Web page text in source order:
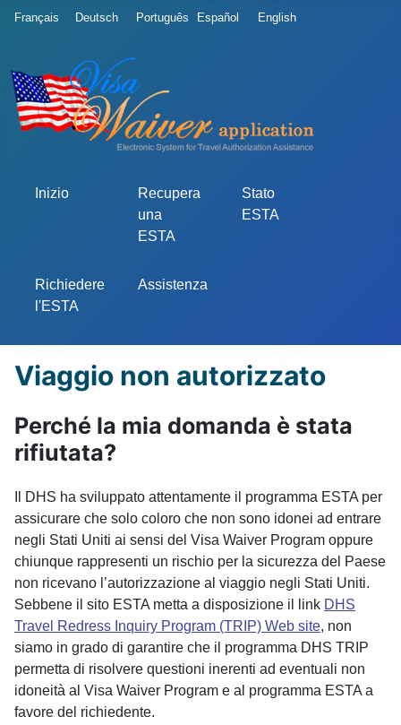
Seleziona la tua lingua
Français Deutsch Português Español English
Inizio
Recupera
una
ESTA
Stato
ESTA
Richiedere
l'ESTA
Assistenza
Viaggio non autorizzato
Perché la mia domanda è stata
rifiutata?
Il DHS ha sviluppato attentamente il programma ESTA per
assicurare che solo coloro che non sono idonei ad entrare
negli Stati Uniti ai sensi del Visa Waiver Program oppure
chiunque rappresenti un rischio per la sicurezza del Paese
non ricevano l’autorizzazione al viaggio negli Stati Uniti.
Sebbene il sito ESTA metta a disposizione il link DHS
Travel Redress Inquiry Program (TRIP) Web site, non
siamo in grado di garantire che il programma DHS TRIP
permetta di risolvere questioni inerenti ad eventuali non
idoneità al Visa Waiver Program e al programma ESTA a
favore del richiedente.